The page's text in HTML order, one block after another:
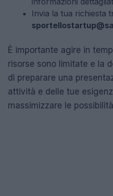
Invia la tua richiesta
È importante agire in
risorse sono limitate e la
di preparare una
attività e delle tue
massimizzare le